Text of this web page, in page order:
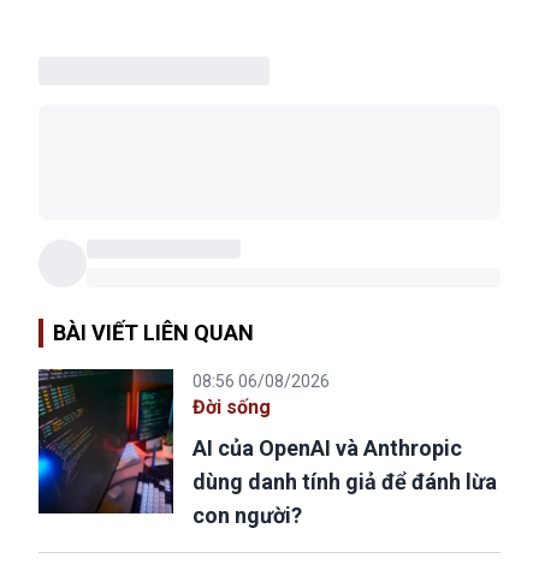
BÀI VIẾT LIÊN QUAN
08:56 06/08/2026
Đời sống
AI của OpenAI và Anthropic
dùng danh tính giả để đánh lừa
con người?